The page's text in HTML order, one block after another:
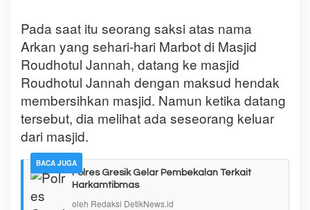
Pada saat itu seorang saksi atas nama
Arkan yang sehari-hari Marbot di Masjid
Roudhotul Jannah, datang ke masjid
Roudhotul Jannah dengan maksud hendak
membersihkan masjid. Namun ketika datang
tersebut, dia melihat ada seseorang keluar
dari masjid.
BACA JUGA
Polres Gresik Gelar Pembekalan Terkait
Harkamtibmas
oleh Redaksi DetikNews.id